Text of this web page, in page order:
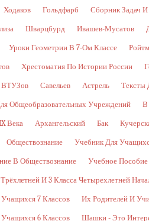
Ходаков Гольдфарб Сборник Задач
Шварцбурд Ивашев-Мусатов
Уроки Геометрии В 7-Ом Классе
Хрестоматия По Истории России
ВТУЗов Савельев Астрель Тексты
Общеобразовательных Учреждений В
Века Архангельский Бак
Обществознание Учебник Для
В Обществознание Учебное
И 3 Класса Четырехлетней
7 Классов Их Родителей И
6 Классов Шашки - Это